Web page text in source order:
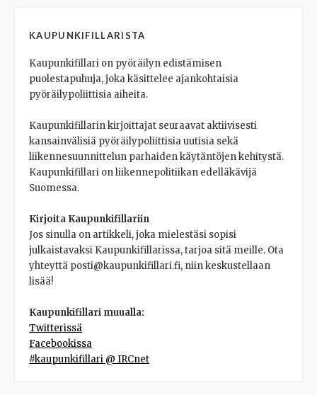
KAUPUNKIFILLARISTA
Kaupunkifillari on pyöräilyn edistämisen
puolestapuhuja, joka käsittelee ajankohtaisia
pyöräilypoliittisia aiheita.
Kaupunkifillarin kirjoittajat seuraavat aktiivisesti
kansainvälisiä pyöräilypoliittisia uutisia sekä
liikennesuunnittelun parhaiden käytäntöjen kehitystä.
Kaupunkifillari on liikennepolitiikan edelläkävijä
Suomessa.
Kirjoita Kaupunkifillariin
Jos sinulla on artikkeli, joka mielestäsi sopisi
julkaistavaksi Kaupunkifillarissa, tarjoa sitä meille. Ota
yhteyttä posti@kaupunkifillari.fi, niin keskustellaan
lisää!
Kaupunkifillari muualla:
Twitterissä
Facebookissa
#kaupunkifillari @ IRCnet